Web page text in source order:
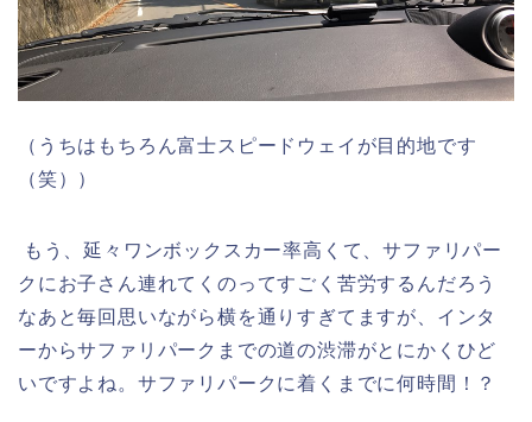
（うちはもちろん富士スピードウェイが目的地です
（笑））
もう、延々ワンボックスカー率高くて、サファリパー
クにお子さん連れてくのってすごく苦労するんだろう
なあと毎回思いながら横を通りすぎてますが、インタ
ーからサファリパークまでの道の渋滞がとにかくひど
いですよね。サファリパークに着くまでに何時間！？